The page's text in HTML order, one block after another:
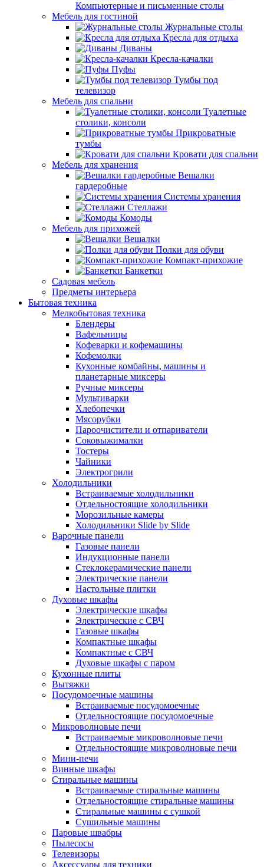
Компьютерные и письменные столы
Мебель для гостиной
Журнальные столы
Кресла для отдыха
Диваны
Кресла-качалки
Пуфы
Тумбы под
телевизор
Мебель для спальни
Туалетные
столики, консоли
Прикроватные
тумбы
Кровати для спальни
Мебель для хранения
Вешалки
гардеробные
Системы хранения
Стеллажи
Комоды
Мебель для прихожей
Вешалки
Полки для обуви
Компакт-прихожие
Банкетки
Садовая мебель
Предметы интерьера
Бытовая техника
Мелкобытовая техника
Блендеры
Вафельницы
Кофеварки и кофемашины
Кофемолки
Кухонные комбайны, машины и
планетарные миксеры
Ручные миксеры
Мультиварки
Хлебопечки
Мясорубки
Пароочистители и отпариватели
Соковыжималки
Тостеры
Чайники
Электрогрили
Холодильники
Встраиваемые холодильники
Отдельностоящие холодильники
Морозильные камеры
Холодильники Slide by Slide
Варочные панели
Газовые панели
Индукционные панели
Стеклокерамические панели
Электрические панели
Настольные плитки
Духовые шкафы
Электрические шкафы
Электрические с СВЧ
Газовые шкафы
Компактные шкафы
Компактные с СВЧ
Духовые шкафы с паром
Кухонные плиты
Вытяжки
Посудомоечные машины
Встраиваемые посудомоечные
Отдельностоящие посудомоечные
Микроволновые печи
Встраиваемые микроволновые печи
Отдельностоящие микроволновые печи
Мини-печи
Винные шкафы
Стиральные машины
Встраиваемые стиральные машины
Отдельностоящие стиральные машины
Стиральные машины с сушкой
Сушильные машины
Паровые швабры
Пылесосы
Телевизоры
Аксессуары для техники